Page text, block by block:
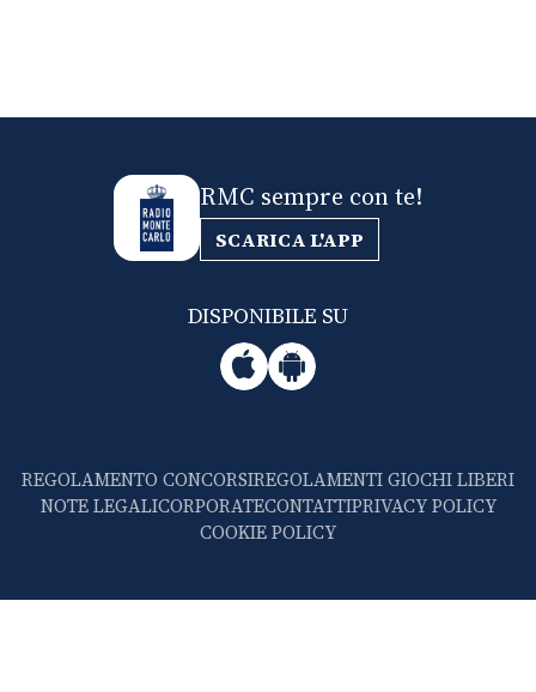
RMC sempre con te!
SCARICA L'APP
DISPONIBILE SU
REGOLAMENTO CONCORSIREGOLAMENTI GIOCHI LIBERI
NOTE LEGALICORPORATECONTATTIPRIVACY POLICY
COOKIE POLICY